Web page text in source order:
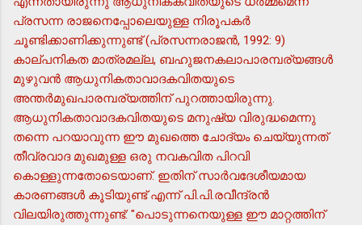
പ്രസന്ന രാജനെപ്പോലെയുള്ള നിരൂപകര്‍
ചൂണ്ടിക്കാണിക്കുന്നുണ്ട് (പ്രസന്നരാജന്‍, 1992: 9)
കാല്പനികത മാത്രമല്ല, ബഹുജനകലാപാരമ്പര്യങ്ങള്‍
മുഴുവന്‍ ആധുനികതാവാദകവിതയുടെ
അന്തര്‍മുഖപാരമ്പര്യത്തിന് പുറത്തായിരുന്നു.
ആധുനികതാവാദകവിതയുടെ മനുഷ്യ വിരുദ്ധമെന്നു
തന്നെ പറയാവുന്ന ഈ മുഖത്തെ ചോദ്യം ചെയ്യുന്നത്
തീവ്രവാദ മുഖമുള്ള ഒരു നവകവിത പിറവി
കൊള്ളുന്നതോടെയാണ്. ഇതിന് സാര്‍വദേശീയമായ
കാരണങ്ങള്‍ കൂടിയുണ്ട് എന്ന് പി.പി.രവീന്ദ്രന്‍
വിലയിരുത്തുന്നുണ്ട്: "പൊടുന്നനെയുള്ള ഈ മാറ്റത്തിന്